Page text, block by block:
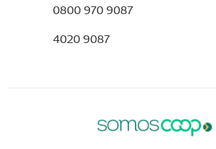
0800 970 9087
4020 9087